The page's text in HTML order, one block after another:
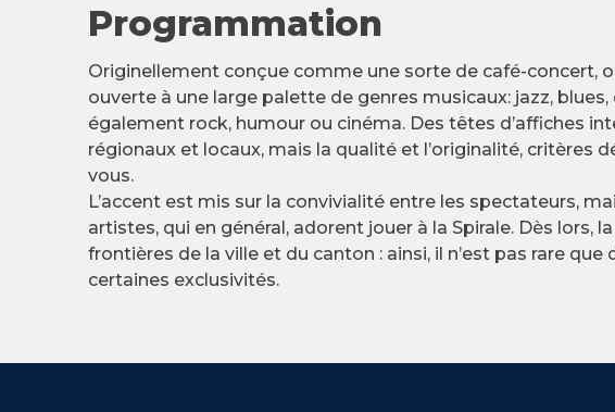
Programmation
Originellement conçue comme une sorte de café-concert,
ouverte à une large palette de genres musicaux: jazz,
également rock, humour ou cinéma. Des têtes d’affiches
régionaux et locaux, mais la qualité et l’originalité, critères
vous.
L’accent est mis sur la convivialité entre les spectateurs,
artistes, qui en général, adorent jouer à la Spirale. Dès lors,
frontières de la ville et du canton : ainsi, il n’est pas rare
certaines exclusivités.